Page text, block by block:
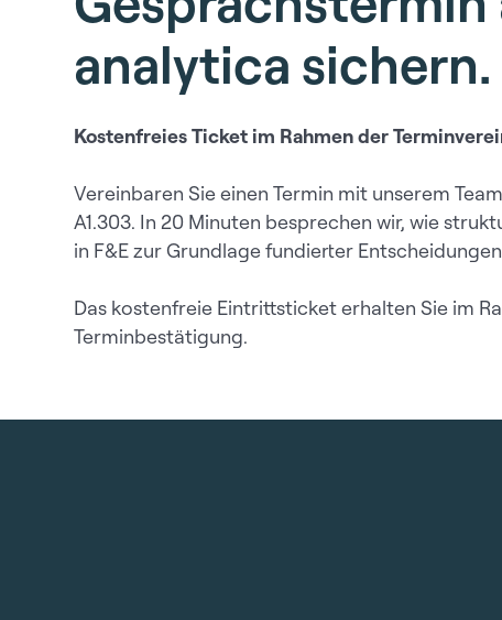
analytica sichern.
Kostenfreies Ticket im Rahmen der
Vereinbaren Sie einen Termin mit unserem
A1.303. In 20 Minuten besprechen wir, wie
in F&E zur Grundlage fundierter
Das kostenfreie Eintrittsticket erhalten Sie im
Terminbestätigung.